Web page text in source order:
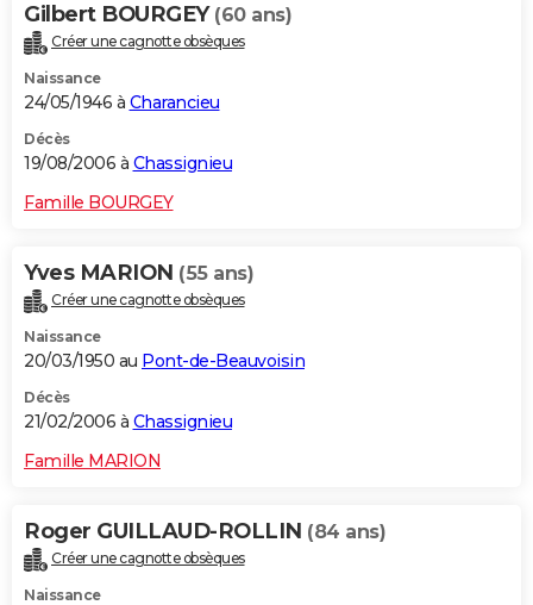
Gilbert BOURGEY (60 ans)
Créer une cagnotte obsèques
Naissance
24/05/1946 à Charancieu
Décès
19/08/2006 à Chassignieu
Famille BOURGEY
Yves MARION (55 ans)
Créer une cagnotte obsèques
Naissance
20/03/1950 au Pont-de-Beauvoisin
Décès
21/02/2006 à Chassignieu
Famille MARION
Roger GUILLAUD-ROLLIN (84 ans)
Créer une cagnotte obsèques
Naissance